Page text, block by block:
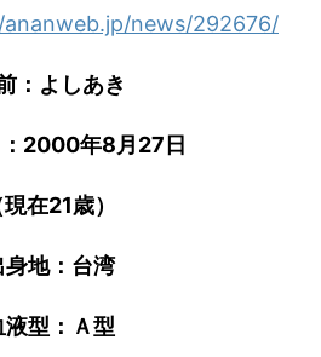
news/292676/
：よしあき
2000年8月27日
現在21歳）
身地：台湾
液型：Ａ型